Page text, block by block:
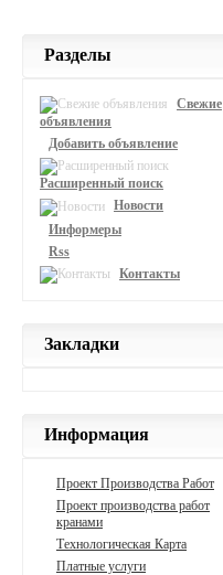
Разделы
Свежие
объявления
Добавить объявление
Расширенный поиск
Новости
Информеры
Rss
Контакты
Закладки
Информация
Проект Производства Работ
Проект производства работ
кранами
Технологическая Карта
Платные услуги